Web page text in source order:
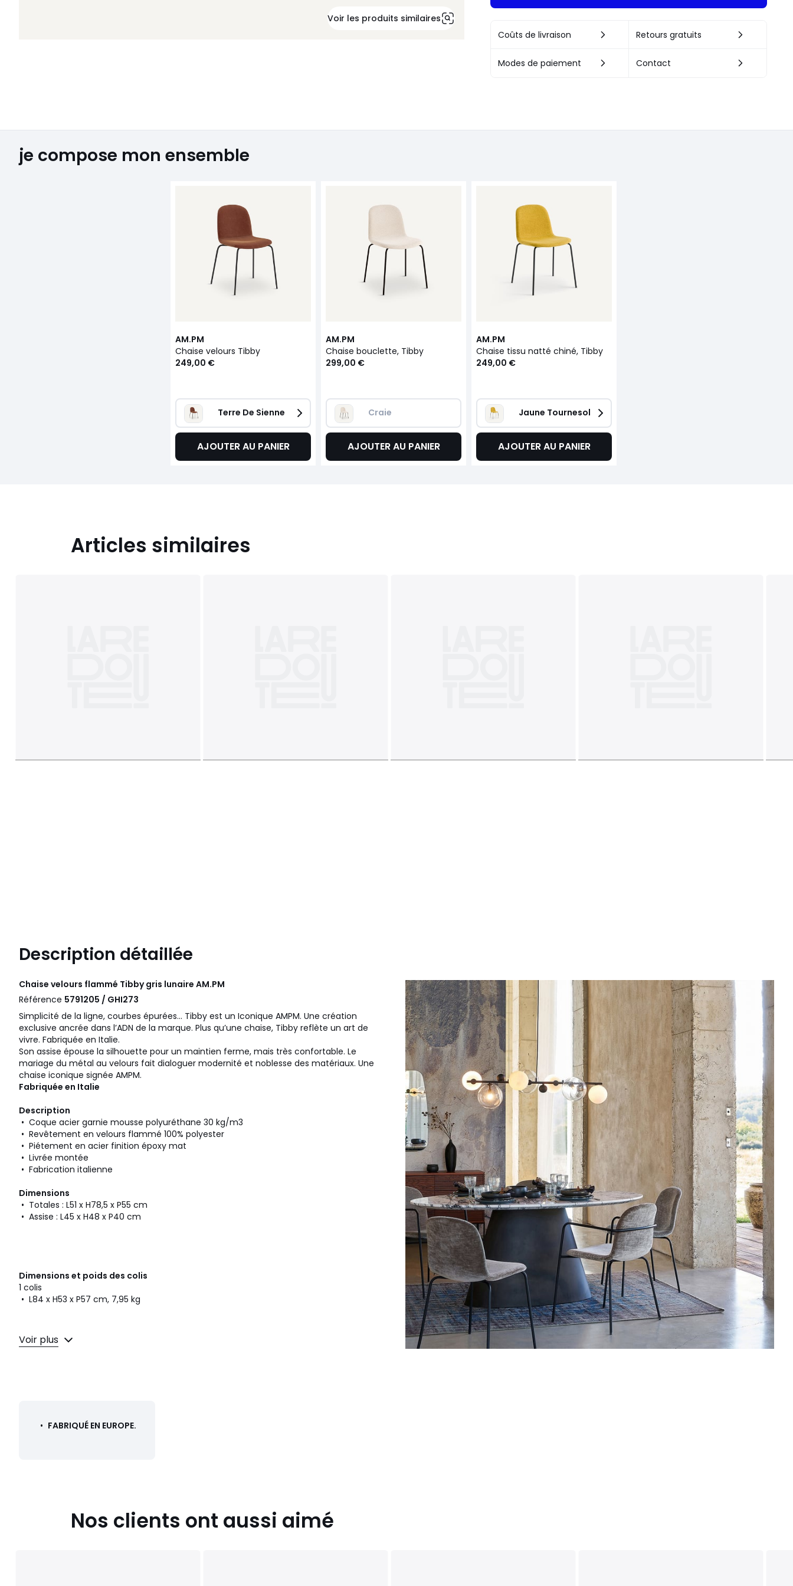
Voir les produits similaires
Coûts de livraison Retours gratuits
Modes de paiement Contact
je compose mon ensemble
AM.PM
Chaise velours Tibby
249,00 €
Terre De Sienne
AJOUTER AU PANIER
AM.PM
Chaise bouclette, Tibby
299,00 €
Craie
AJOUTER AU PANIER
AM.PM
Chaise tissu natté chiné, Tibby
249,00 €
Jaune Tournesol
AJOUTER AU PANIER
Articles similaires
Description détaillée
Chaise velours flammé Tibby gris lunaire AM.PM
Référence 5791205 / GHI273
Simplicité de la ligne, courbes épurées... Tibby est un Iconique AMPM. Une création
exclusive ancrée dans l’ADN de la marque. Plus qu’une chaise, Tibby reflète un art de
vivre. Fabriquée en Italie.
Son assise épouse la silhouette pour un maintien ferme, mais très confortable. Le
mariage du métal au velours fait dialoguer modernité et noblesse des matériaux. Une
chaise iconique signée AMPM.
Fabriquée en Italie
Description
• Coque acier garnie mousse polyuréthane 30 kg/m3
• Revêtement en velours flammé 100% polyester
• Piétement en acier finition époxy mat
• Livrée montée
• Fabrication italienne
Dimensions
• Totales : L51 x H78,5 x P55 cm
• Assise : L45 x H48 x P40 cm
Dimensions et poids des colis
1 colis
• L84 x H53 x P57 cm, 7,95 kg
Couleurs Gris lunaire
Tailles Taille unique
Voir plus
• FABRIQUÉ EN EUROPE.
Nos clients ont aussi aimé